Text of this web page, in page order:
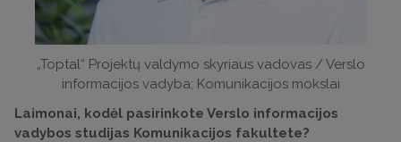
„Toptal“ Projektų valdymo skyriaus vadovas / Verslo
informacijos vadyba; Komunikacijos mokslai
Laimonai, kodėl pasirinkote Verslo informacijos
vadybos studijas Komunikacijos fakultete?